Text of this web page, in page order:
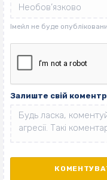
Залиште свій коментр